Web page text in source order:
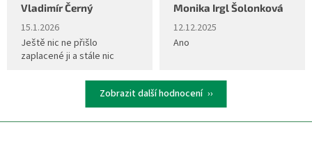
Vladimír Černý
Hodnocení obchodu je 5 z 5 hvězdiček.
15.1.2026
Ještě nic ne přišlo
zaplacené ji a stále nic
Monika Irgl Šolonková
Hodnocení obchodu je 5 z 5
12.12.2025
Ano
Zobrazit další hodnocení